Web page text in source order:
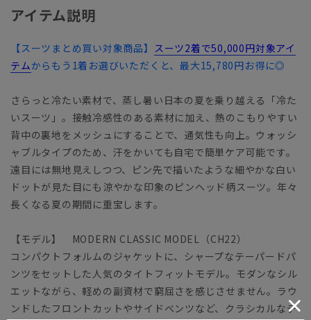
アイテム説明
【スーツまとめ買い対象商品】 スーツ2着で50,000円対象アイ
テムからもう1着お選びいただくと、最大15,780円お得に◎
さらっと冷たい素材で、蒸し暑い日本の夏を乗り越える「冷た
いスーツ」。接触冷感性のある素材に加え、熱のこもりやすい
背中の裏地をメッシュにすることで、通気性も向上。ウォッシ
ャブルタイプのため、汗をかいても自宅で簡単ケア可能です。
遠目には無地見えしつつ、ピン先で描いたような細やかな白い
ドットが見た目にも涼やかな印象のピンヘッド柄スーツ。年々
長くなる夏の期間に重宝します。
【モデル】 MODERN CLASSIC MODEL（CH22）
コンパクトフォルムのジャケットに、シャープなテーパードパ
ンツをセットした人気のタイトフィットモデル。モダンなシル
エットながら、軽めの副資材で窮屈さを感じさせません。ラウ
ンドしたフロントカットやサイドベンツなど、クラシカルなデ